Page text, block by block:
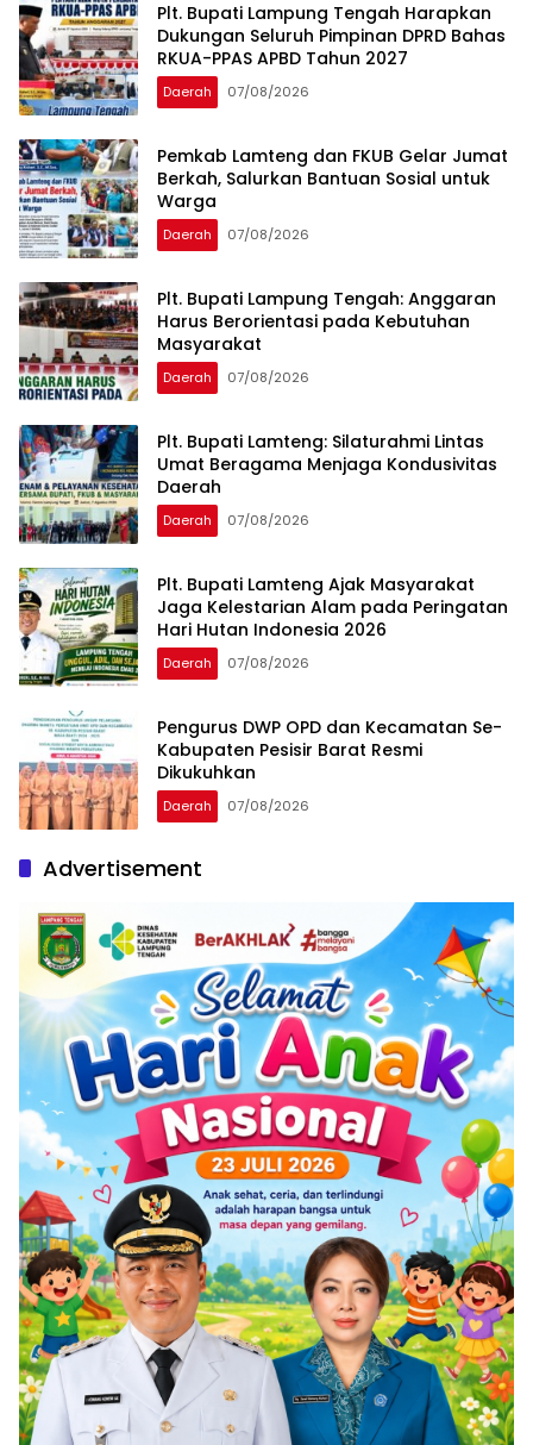
Plt. Bupati Lampung Tengah Harapkan
Dukungan Seluruh Pimpinan DPRD Bahas
RKUA-PPAS APBD Tahun 2027
Daerah 07/08/2026
Pemkab Lamteng dan FKUB Gelar Jumat
Berkah, Salurkan Bantuan Sosial untuk
Warga
Daerah 07/08/2026
Plt. Bupati Lampung Tengah: Anggaran
Harus Berorientasi pada Kebutuhan
Masyarakat
Daerah 07/08/2026
Plt. Bupati Lamteng: Silaturahmi Lintas
Umat Beragama Menjaga Kondusivitas
Daerah
Daerah 07/08/2026
Plt. Bupati Lamteng Ajak Masyarakat
Jaga Kelestarian Alam pada Peringatan
Hari Hutan Indonesia 2026
Daerah 07/08/2026
Pengurus DWP OPD dan Kecamatan Se-
Kabupaten Pesisir Barat Resmi
Dikukuhkan
Daerah 07/08/2026
Advertisement